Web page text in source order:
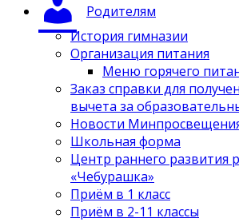
Родителям
История гимназии
Организация питания
Меню горячего
Заказ справки для
вычета за
Новости
Школьная форма
Центр раннего развития
«Чебурашка»
Приём в 1 класс
Приём в 2-11 классы